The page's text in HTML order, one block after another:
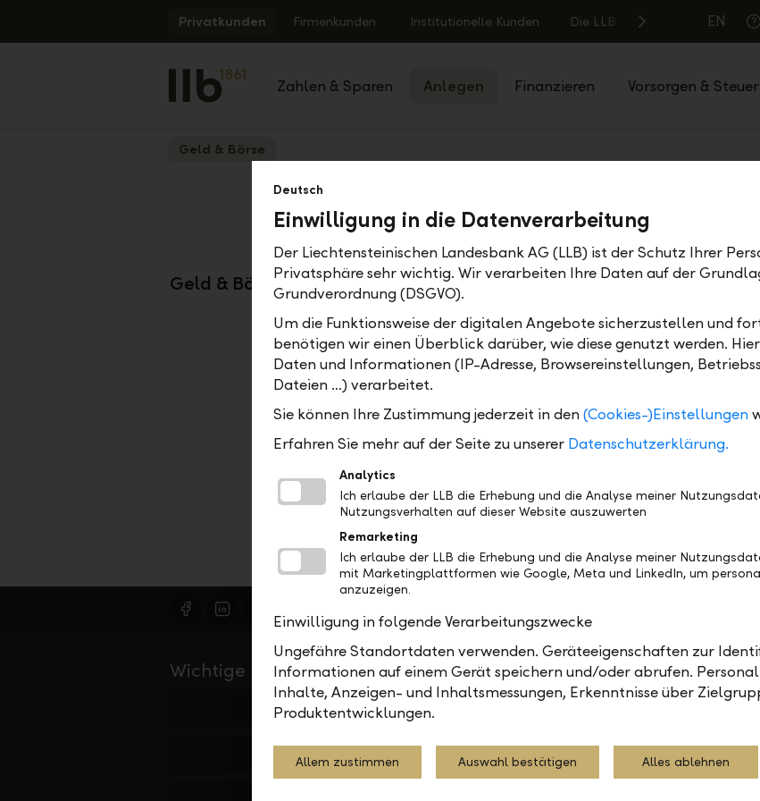
Privatkunden Firmenkunden Institutionelle Kunden Die LLB
EN
Zahlen & Sparen Anlegen Finanzieren Vorsorgen &
Geld & Börse
Archiv Geld & Börse
Geld & Börse – Ihr Magazin mit Fokus auf Vermögensverwaltung &
Keine Ergebnisse gefunden
In Ihrer Nähe
Wichtige Links
Private
Firmen
Deutsch
Einwilligung in die Datenverarbeitung
Der Liechtensteinischen Landesbank AG (LLB) ist der Schutz Ihrer
Privatsphäre sehr wichtig. Wir verarbeiten Ihre Daten auf der
Grundverordnung (DSGVO).
Um die Funktionsweise der digitalen Angebote sicherzustellen und
benötigen wir einen Überblick darüber, wie diese genutzt werden.
Daten und Informationen (IP-Adresse, Browsereinstellungen,
Dateien …) verarbeitet.
Sie können Ihre Zustimmung jederzeit in den(Cookies-)Einstellungen
Erfahren Sie mehr auf der Seite zu unserer Datenschutzerklärung.
Analytics
Ich erlaube der LLB die Erhebung und die Analyse meiner
Nutzungsverhalten auf dieser Website auszuwerten
Remarketing
Ich erlaube der LLB die Erhebung und die Analyse meiner
mit Marketingplattformen wie Google, Meta und LinkedIn, um
anzuzeigen.
Einwilligung in folgende Verarbeitungszwecke
Ungefähre Standortdaten verwenden. Geräteeigenschaften zur
Informationen auf einem Gerät speichern und/oder abrufen.
Inhalte, Anzeigen- und Inhaltsmessungen, Erkenntnisse über
Produktentwicklungen.
Allem zustimmen Auswahl bestätigen Alles ablehnen